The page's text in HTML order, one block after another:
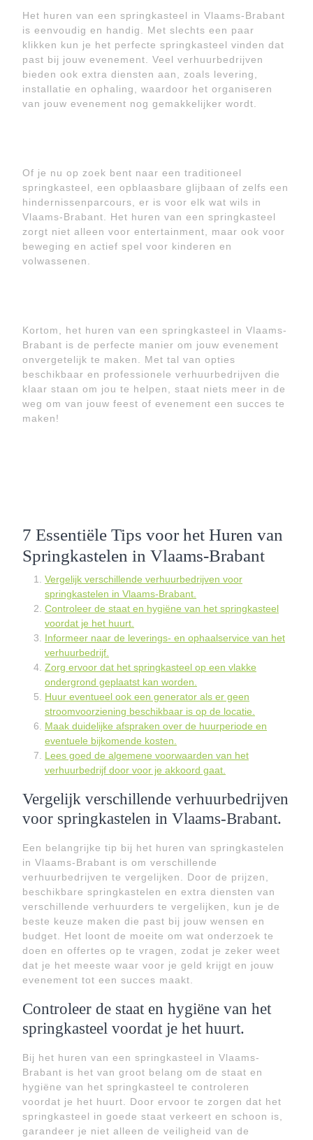
Het huren van een springkasteel in Vlaams-Brabant
is eenvoudig en handig. Met slechts een paar
klikken kun je het perfecte springkasteel vinden dat
past bij jouw evenement. Veel verhuurbedrijven
bieden ook extra diensten aan, zoals levering,
installatie en ophaling, waardoor het organiseren
van jouw evenement nog gemakkelijker wordt.
Of je nu op zoek bent naar een traditioneel
springkasteel, een opblaasbare glijbaan of zelfs een
hindernissenparcours, er is voor elk wat wils in
Vlaams-Brabant. Het huren van een springkasteel
zorgt niet alleen voor entertainment, maar ook voor
beweging en actief spel voor kinderen en
volwassenen.
Kortom, het huren van een springkasteel in Vlaams-
Brabant is de perfecte manier om jouw evenement
onvergetelijk te maken. Met tal van opties
beschikbaar en professionele verhuurbedrijven die
klaar staan om jou te helpen, staat niets meer in de
weg om van jouw feest of evenement een succes te
maken!
7 Essentiële Tips voor het Huren van
Springkastelen in Vlaams-Brabant
Vergelijk verschillende verhuurbedrijven voor
springkastelen in Vlaams-Brabant.
Controleer de staat en hygiëne van het springkasteel
voordat je het huurt.
Informeer naar de leverings- en ophaalservice van het
verhuurbedrijf.
Zorg ervoor dat het springkasteel op een vlakke
ondergrond geplaatst kan worden.
Huur eventueel ook een generator als er geen
stroomvoorziening beschikbaar is op de locatie.
Maak duidelijke afspraken over de huurperiode en
eventuele bijkomende kosten.
Lees goed de algemene voorwaarden van het
verhuurbedrijf door voor je akkoord gaat.
Vergelijk verschillende verhuurbedrijven
voor springkastelen in Vlaams-Brabant.
Een belangrijke tip bij het huren van springkastelen
in Vlaams-Brabant is om verschillende
verhuurbedrijven te vergelijken. Door de prijzen,
beschikbare springkastelen en extra diensten van
verschillende verhuurders te vergelijken, kun je de
beste keuze maken die past bij jouw wensen en
budget. Het loont de moeite om wat onderzoek te
doen en offertes op te vragen, zodat je zeker weet
dat je het meeste waar voor je geld krijgt en jouw
evenement tot een succes maakt.
Controleer de staat en hygiëne van het
springkasteel voordat je het huurt.
Bij het huren van een springkasteel in Vlaams-
Brabant is het van groot belang om de staat en
hygiëne van het springkasteel te controleren
voordat je het huurt. Door ervoor te zorgen dat het
springkasteel in goede staat verkeert en schoon is,
garandeer je niet alleen de veiligheid van de